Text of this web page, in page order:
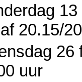
20.15/
26
uur